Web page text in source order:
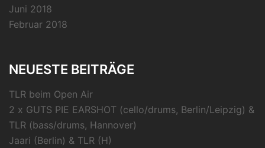
Juni 2018
Februar 2018
NEUESTE BEITRÄGE
TLR beim Open Air
2 x GUTS PIE EARSHOT (cello/drums, Berlin/Leipzig) &
TLR (bass/drums, Hannover)
Jaari (Berlin) & TLR (H)